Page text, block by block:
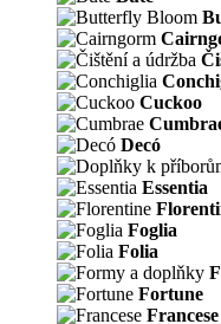
Cuckoo
Decó
Essentia
Foglia
Folia
Fortune
Francese